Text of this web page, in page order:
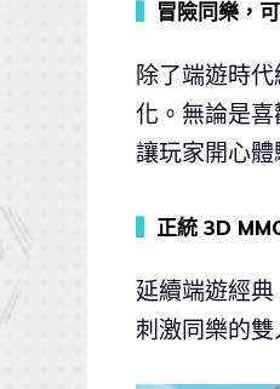
冒險同樂，
除了端遊時
化。無論是
讓玩家開心體
正統 3D
延續端遊經
刺激同樂的